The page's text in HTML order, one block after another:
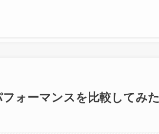
ォーマンスを比較してみた